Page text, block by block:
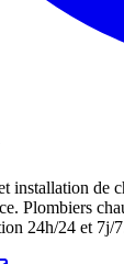
installation de
Plombiers
24h/24 et 7j/